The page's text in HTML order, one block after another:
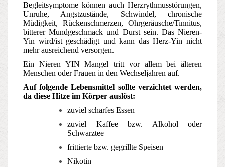
Begleitsymptome können auch Herzrythmusstörungen,
Unruhe, Angstzustände, Schwindel, chronische
Müdigkeit, Rückenschmerzen, Ohrgeräusche/Tinnitus,
bitterer Mundgeschmack und Durst sein. Das Nieren-
Yin wird/ist geschädigt und kann das Herz-Yin nicht
mehr ausreichend versorgen.
Ein Nieren YIN Mangel tritt vor allem bei älteren
Menschen oder Frauen in den Wechseljahren auf.
Auf folgende Lebensmittel sollte verzichtet werden,
da diese Hitze im Körper auslöst:
zuviel scharfes Essen
zuviel Kaffee bzw. Alkohol oder
Schwarztee
frittierte bzw. gegrillte Speisen
Nikotin